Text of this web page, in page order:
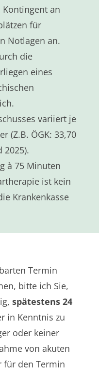
Kontingent an
für
Notlagen an.
die
eines
variiert je
(Z.B. ÖGK: 33,70
2025).
à 75 Minuten
ist kein
Krankenkasse
Termin
bitte ich Sie,
spätestens 24
in Kenntnis zu
oder keiner
von akuten
für den Termin